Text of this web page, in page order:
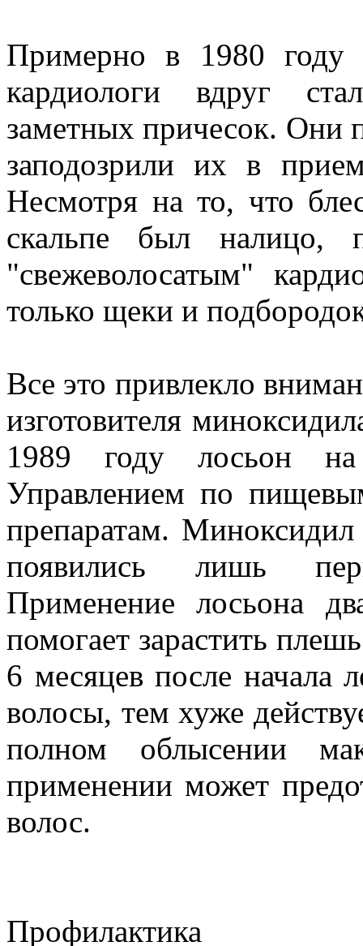
Примерно в 1980 году
кардиологи вдруг
заметных причесок. Они
заподозрили их в
Несмотря на то, что
скальпе был налицо,
"свежеволосатым"
только щеки и
Все это привлекло
изготовителя
1989 году лосьон
Управлением по
препаратам.
появились лишь
Применение лосьона
помогает зарастить
6 месяцев после начала
волосы, тем хуже
полном облысении
применении может
волос.
Профилактика